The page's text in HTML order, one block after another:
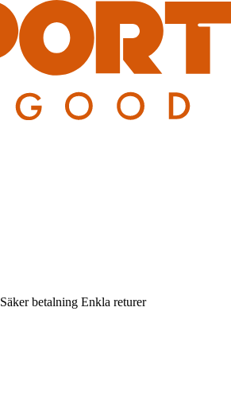
Säker betalning Enkla returer